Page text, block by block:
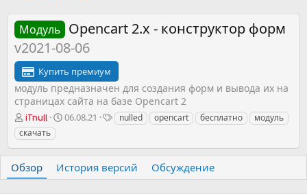
Модуль Opencart 2.x - конструктор форм
v2021-08-06
Купить премиум
модуль предназначен для создания форм и вывода их на
страницах сайта на базе Opencart 2
А
в
т
р
iTnull
Д
с
о
06.08.21
Т nulled opencart бесплатно
модуль
скачать
Обзор История версий Обсуждение